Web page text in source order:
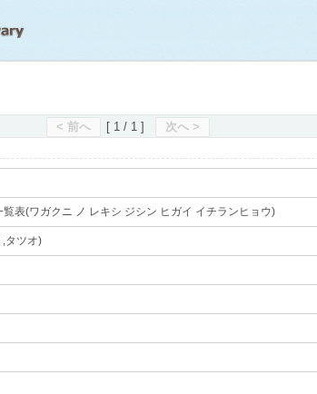
< 前へ [ 1 / 1 ] 次へ >
表(ワガクニ ノ レキシ ジシン ヒガイ イチランヒョウ)
タツオ)